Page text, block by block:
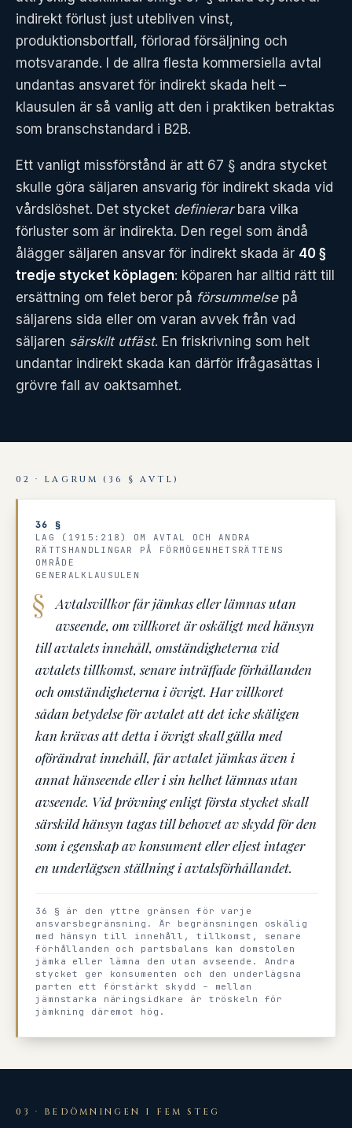
indirekt förlust just utebliven vinst,
produktionsbortfall, förlorad försäljning och
motsvarande. I de allra flesta kommersiella avtal
undantas ansvaret för indirekt skada helt –
klausulen är så vanlig att den i praktiken betraktas
som branschstandard i B2B.
Ett vanligt missförstånd är att 67 § andra stycket
skulle göra säljaren ansvarig för indirekt skada vid
vårdslöshet. Det stycket definierarbara vilka
förluster som är indirekta. Den regel som ändå
ålägger säljaren ansvar för indirekt skada är 40 §
tredje stycket köplagen: köparen har alltid rätt till
ersättning om felet beror på försummelsepå
säljarens sida eller om varan avvek från vad
säljaren särskilt utfäst. En friskrivning som helt
undantar indirekt skada kan därför ifrågasättas i
grövre fall av oaktsamhet.
02 · LAGRUM (36 § AVTL)
36 §
LAG (1915:218) OM AVTAL OCH ANDRA
RÄTTSHANDLINGAR PÅ FÖRMÖGENHETSRÄTTENS
OMRÅDE
GENERALKLAUSULEN
Avtalsvillkor får jämkas eller lämnas utan
avseende, om villkoret är oskäligt med hänsyn
till avtalets innehåll, omständigheterna vid
avtalets tillkomst, senare inträffade förhållanden
och omständigheterna i övrigt. Har villkoret
sådan betydelse för avtalet att det icke skäligen
kan krävas att detta i övrigt skall gälla med
oförändrat innehåll, får avtalet jämkas även i
annat hänseende eller i sin helhet lämnas utan
avseende. Vid prövning enligt första stycket skall
särskild hänsyn tagas till behovet av skydd för den
som i egenskap av konsument eller eljest intager
en underlägsen ställning i avtalsförhållandet.
36 § är den yttre gränsen för varje
ansvarsbegränsning. Är begränsningen oskälig
med hänsyn till innehåll, tillkomst, senare
förhållanden och partsbalans kan domstolen
jämka eller lämna den utan avseende. Andra
stycket ger konsumenten och den underlägsna
parten ett förstärkt skydd – mellan
jämnstarka näringsidkare är tröskeln för
jämkning däremot hög.
03 · BEDÖMNINGEN I FEM STEG